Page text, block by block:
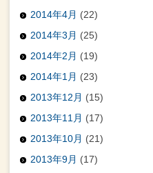
2014年4月 (22)
2014年3月 (25)
2014年2月 (19)
2014年1月 (23)
2013年12月 (15)
2013年11月 (17)
2013年10月 (21)
2013年9月 (17)